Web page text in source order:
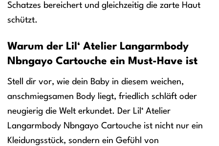
Schatzes bereichert und gleichzeitig die zarte Haut
schützt.
Warum der Lil‘ Atelier Langarmbody
Nbngayo Cartouche ein Must-Have ist
Stell dir vor, wie dein Baby in diesem weichen,
anschmiegsamen Body liegt, friedlich schläft oder
neugierig die Welt erkundet. Der Lil‘ Atelier
Langarmbody Nbngayo Cartouche ist nicht nur ein
Kleidungsstück, sondern ein Gefühl von